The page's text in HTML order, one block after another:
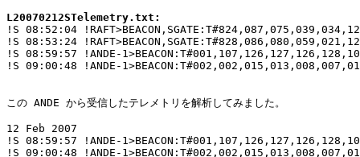
L20070212STelemetry.txt:
!S 08:52:04
!S 08:53:24
!S 08:59:57 !ANDE-
!S 09:00:48 !ANDE-
この ANDE から受信したテレメトリを解析してみました。
12 Feb 2007
!S 08:59:57 !ANDE-